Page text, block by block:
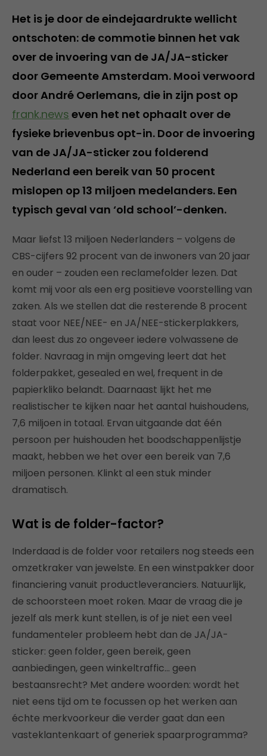
Het is je door de eindejaardrukte wellicht
ontschoten: de commotie binnen het vak
over de invoering van de JA/JA-sticker
door Gemeente Amsterdam. Mooi verwoord
door André Oerlemans, die in zijn post op
frank.news even het net ophaalt over de
fysieke brievenbus opt-in. Door de invoering
van de JA/JA-sticker zou folderend
Nederland een bereik van 50 procent
mislopen op 13 miljoen medelanders. Een
typisch geval van ‘old school’-denken.
Maar liefst 13 miljoen Nederlanders – volgens de
CBS-cijfers 92 procent van de inwoners van 20 jaar
en ouder – zouden een reclamefolder lezen. Dat
komt mij voor als een erg positieve voorstelling van
zaken. Als we stellen dat die resterende 8 procent
staat voor NEE/NEE- en JA/NEE-stickerplakkers,
dan leest dus zo ongeveer iedere volwassene de
folder. Navraag in mijn omgeving leert dat het
folderpakket, gesealed en wel, frequent in de
papierkliko belandt. Daarnaast lijkt het me
realistischer te kijken naar het aantal huishoudens,
7,6 miljoen in totaal. Ervan uitgaande dat één
persoon per huishouden het boodschappenlijstje
maakt, hebben we het over een bereik van 7,6
miljoen personen. Klinkt al een stuk minder
dramatisch.
Wat is de folder-factor?
Inderdaad is de folder voor retailers nog steeds een
omzetkraker van jewelste. En een winstpakker door
financiering vanuit productleveranciers. Natuurlijk,
de schoorsteen moet roken. Maar de vraag die je
jezelf als merk kunt stellen, is of je niet een veel
fundamenteler probleem hebt dan de JA/JA-
sticker: geen folder, geen bereik, geen
aanbiedingen, geen winkeltraffic… geen
bestaansrecht? Met andere woorden: wordt het
niet eens tijd om te focussen op het werken aan
échte merkvoorkeur die verder gaat dan een
vasteklantenkaart of generiek spaarprogramma?